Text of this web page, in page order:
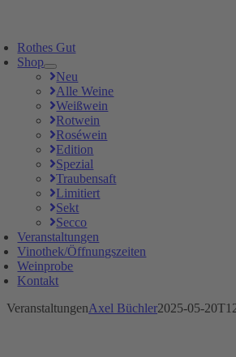
Rothes Gut
Shop
Neu
Alle Weine
Weißwein
Rotwein
Roséwein
Edition
Spezial
Traubensaft
Limitiert
Sekt
Secco
Veranstaltungen
Vinothek/Öffnungszeiten
Weinprobe
Kontakt
VeranstaltungenAxel Büchler2025-05-